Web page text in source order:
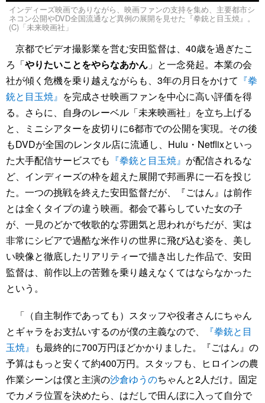
インディーズ映画でありながら、映画ファンの支持を集め、主要都市シ
ネコン公開やDVD全国流通など異例の展開を見せた『拳銃と目玉焼』。
(C)「未来映画社」
京都でビデオ撮影業を営む安田監督は、40歳を過ぎたこ
ろ「やりたいことをやらなあかん 」と一念発起。本業の会
社が傾く危機を乗り越えながらも、3年の月日をかけて 『拳
銃と目玉焼』 を完成させ映画ファンを中心に高い評価を得
る。さらに、自身のレーベル「未来映画社」を立ち上げる
と、ミニシアターを皮切りに6都市での公開を実現。その後
もDVDが全国のレンタル店に流通し、Hulu・Netflixといっ
た大手配信サービスでも 『拳銃と目玉焼』 が配信されるな
ど、インディーズの枠を超えた展開で邦画界に一石を投じ
た。一つの挑戦を終えた安田監督だが、『ごはん』は前作
とは全くタイプの違う映画。都会で暮らしていた女の子
が、一見のどかで牧歌的な雰囲気と思われがちだが、実は
非常にシビアで過酷な米作りの世界に飛び込む姿を、美し
い映像と徹底したリアリティーで描き出した作品で、安田
監督は、前作以上の苦難を乗り越えなくてはならなかった
という。
「（自主制作であっても）スタッフや役者さんにちゃん
とギャラをお支払いするのが僕の主義なので、
『拳銃と目
玉焼』 も最終的に700万円ほどかかりました。『ごはん』の
予算はもっと安くて約400万円。スタッフも、ヒロインの農
作業シーンは僕と主演の沙倉ゆうのちゃんと2人だけ。固定
でカメラ位置を決めたら、はだしで田んぼに入って自分で